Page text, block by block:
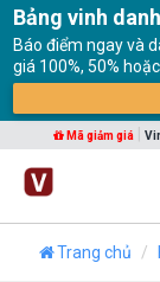
Bảng vinh
Báo điểm ngay và
giá 100%, 50%
Mã giảm giá
Trang chủ